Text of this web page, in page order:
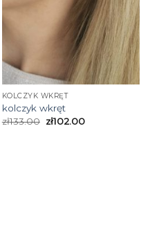
KOLCZYK WKRĘT
kolczyk wkręt
zł133.00 zł102.00